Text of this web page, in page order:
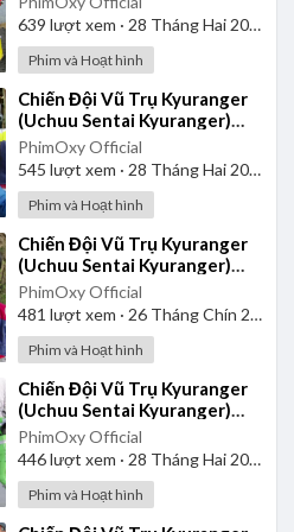
639 lượt xem · 28 Tháng Hai 2025
Phim và Hoạt hình
⁣Chiến Đội Vũ Trụ Kyuranger
(Uchuu Sentai Kyuranger)
2017 - Tập 2 | Thuyết Minh
PhimOxy Official
545 lượt xem · 28 Tháng Hai 2025
Phim và Hoạt hình
⁣Chiến Đội Vũ Trụ Kyuranger
(Uchuu Sentai Kyuranger)
2017 - Tập 18 | Thuyết Minh
PhimOxy Official
481 lượt xem · 26 Tháng Chín 2025
Phim và Hoạt hình
⁣Chiến Đội Vũ Trụ Kyuranger
(Uchuu Sentai Kyuranger)
2017 - Tập 3 | Thuyết Minh
PhimOxy Official
446lượt xem · 28 Tháng Hai 2025
Phim và Hoạt hình